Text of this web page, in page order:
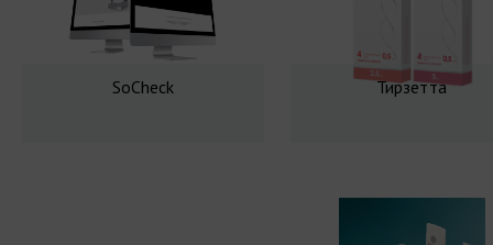
SoCheck Тирзетта